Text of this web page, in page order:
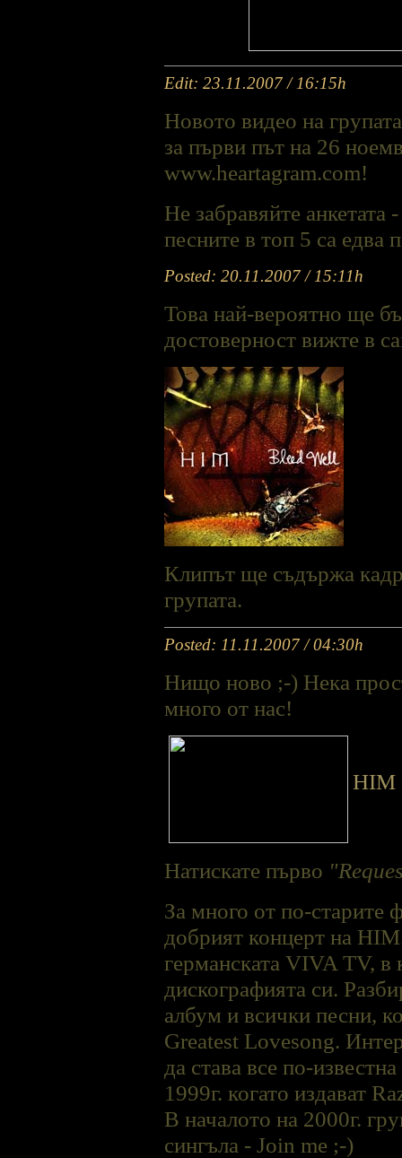
Edit: 23.11.2007 / 16:15h
Новото видео на
за първи път на 26
www.heartagram.com!
Не забравяйте
песните в топ 5 са едва
Posted: 20.11.2007 / 15:11h
Това най-вероятно ще
достоверност вижте в
Клипът ще съдържа
групата.
Posted: 11.11.2007 / 04:30h
Нищо ново ;-) Нека
много от нас!
HIM
Натискате първо
За много от по-старите
добрият концерт на
германската VIVA TV, в
дискографията си.
албум и всички песни,
Greatest Lovesong.
да става все по-
1999г. когато издават
В началото на 2000г.
сингъла - Join me ;-)